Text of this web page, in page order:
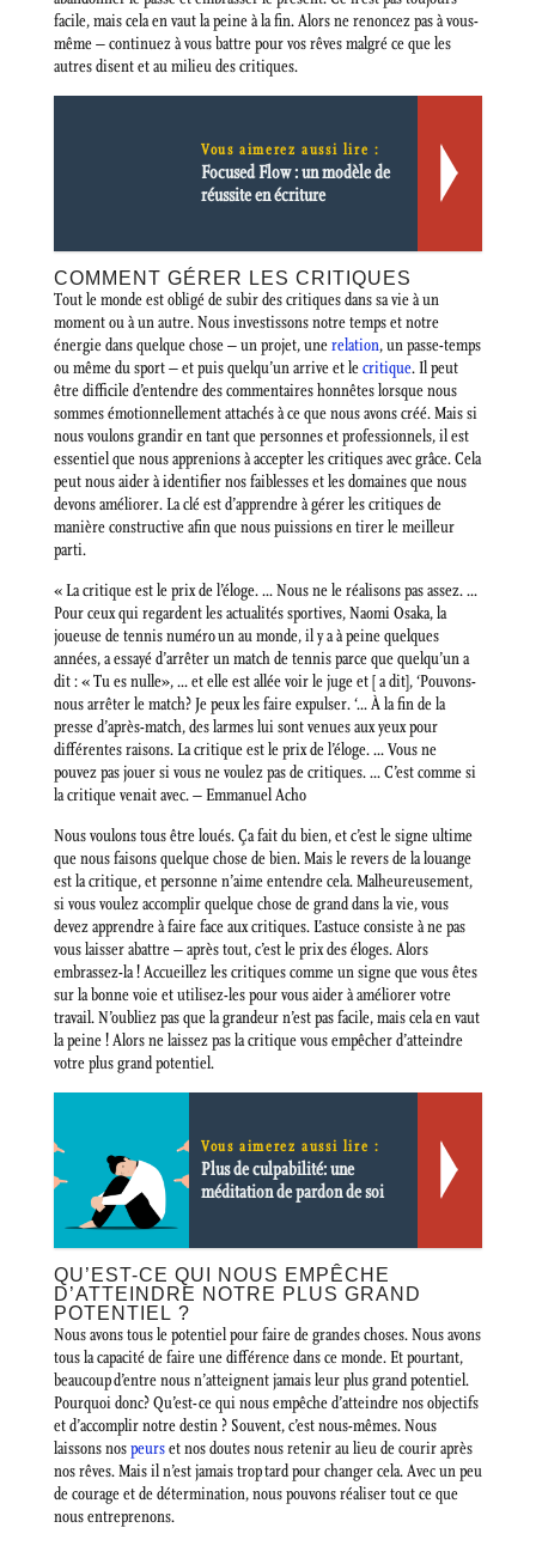
facile, mais cela en vaut la peine à la fin. Alors ne renoncez pas à vous-
même – continuez à vous battre pour vos rêves malgré ce que les
autres disent et au milieu des critiques.
Vous aimerez aussi lire :
Focused Flow : un modèle de
réussite en écriture
COMMENT GÉRER LES CRITIQUES
Tout le monde est obligé de subir des critiques dans sa vie à un
moment ou à un autre. Nous investissons notre temps et notre
énergie dans quelque chose – un projet, unerelation, un passe-temps
ou même du sport – et puis quelqu’un arrive et lecritique. Il peut
être difficile d’entendre des commentaires honnêtes lorsque nous
sommes émotionnellement attachés à ce que nous avons créé. Mais si
nous voulons grandir en tant que personnes et professionnels, il est
essentiel que nous apprenions à accepter les critiques avec grâce. Cela
peut nous aider à identifier nos faiblesses et les domaines que nous
devons améliorer. La clé est d’apprendre à gérer les critiques de
manière constructive afin que nous puissions en tirer le meilleur
parti.
« La critique est le prix de l’éloge. … Nous ne le réalisons pas assez. …
Pour ceux qui regardent les actualités sportives, Naomi Osaka, la
joueuse de tennis numéro un au monde, il y a à peine quelques
années, a essayé d’arrêter un match de tennis parce que quelqu’un a
dit : « Tu es nulle», … et elle est allée voir le juge et [ a dit], ‘Pouvons-
nous arrêter le match? Je peux les faire expulser. ‘… À la fin de la
presse d’après-match, des larmes lui sont venues aux yeux pour
différentes raisons. La critique est le prix de l’éloge. … Vous ne
pouvez pas jouer si vous ne voulez pas de critiques. … C’est comme si
la critique venait avec. – Emmanuel Acho
Nous voulons tous être loués. Ça fait du bien, et c’est le signe ultime
que nous faisons quelque chose de bien. Mais le revers de la louange
est la critique, et personne n’aime entendre cela. Malheureusement,
si vous voulez accomplir quelque chose de grand dans la vie, vous
devez apprendre à faire face aux critiques. L’astuce consiste à ne pas
vous laisser abattre – après tout, c’est le prix des éloges. Alors
embrassez-la ! Accueillez les critiques comme un signe que vous êtes
sur la bonne voie et utilisez-les pour vous aider à améliorer votre
travail. N’oubliez pas que la grandeur n’est pas facile, mais cela en vaut
la peine ! Alors ne laissez pas la critique vous empêcher d’atteindre
votre plus grand potentiel.
Vous aimerez aussi lire :
Plus de culpabilité: une
méditation de pardon de soi
QU’EST-CE QUI NOUS EMPÊCHE
D’ATTEINDRE NOTRE PLUS GRAND
POTENTIEL ?
Nous avons tous le potentiel pour faire de grandes choses. Nous avons
tous la capacité de faire une différence dans ce monde. Et pourtant,
beaucoup d’entre nous n’atteignent jamais leur plus grand potentiel.
Pourquoi donc? Qu’est-ce qui nous empêche d’atteindre nos objectifs
et d’accomplir notre destin ? Souvent, c’est nous-mêmes. Nous
laissons nospeurset nos doutes nous retenir au lieu de courir après
nos rêves. Mais il n’est jamais trop tard pour changer cela. Avec un peu
de courage et de détermination, nous pouvons réaliser tout ce que
nous entreprenons.